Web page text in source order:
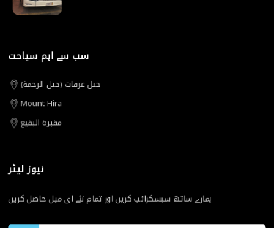
سب سے اہم سیاحت
جبل عرفات (جبل الرحمة)
Mount Hira
مقبرة البقيع
نیوز لیٹر
ہمارے ساتھ سبسکرائب کریں اور تمام نئے ای میل حاصل کریں